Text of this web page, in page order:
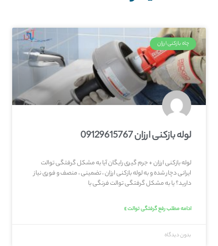
چاه بازکنی ارزان
لوله بازکنی ارزان 09129615767
لوله بازکنی ارزان + جرم گیری رایگان آیا به مشکل گرفتگی توالت
ایرانی دچار شده و به لوله بازکنی ارزان ، تضمینی ، منصف و فوری نیاز
دارید؟ یا به مشکل گرفتگی توالت فرنگی با
ادامه مطلب رفع گرفتگی توالت »
بدون دیدگاه